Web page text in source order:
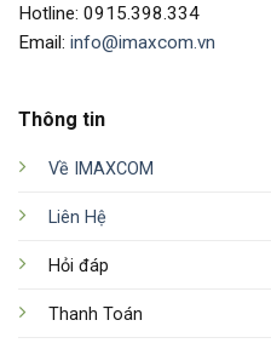
Hotline: 0915.398.334
Email: info@imaxcom.vn
Thông tin
Về IMAXCOM
Liên Hệ
Hỏi đáp
Thanh Toán